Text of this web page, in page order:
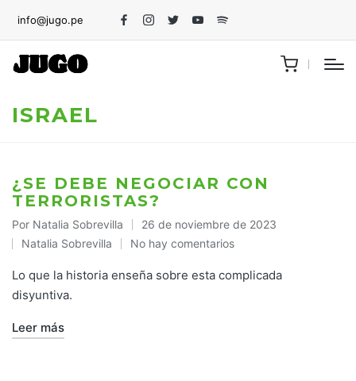
info@jugo.pe
FacebookInstagram
TwitterYoutubeSpotify
ISRAEL
¿SE DEBE NEGOCIAR CON
TERRORISTAS?
Publicado
por
Por Natalia Sobrevilla 26 de noviembre de 2023
Publicado
en
Natalia Sobrevilla No hay comentarios
Lo que la historia enseña sobre esta complicada
disyuntiva.
Leer más